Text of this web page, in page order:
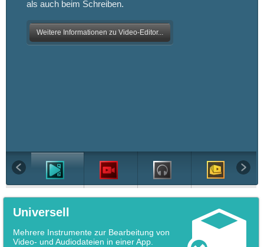
als auch beim Schreiben.
Weitere Informationen zu Video-Editor...
Universell
Mehrere Instrumente zur Bearbeitung von
Video- und Audiodateien in einer App.